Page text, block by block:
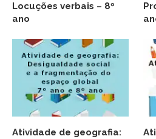
Locuções verbais – 8º
ano
Atividade de geografia: